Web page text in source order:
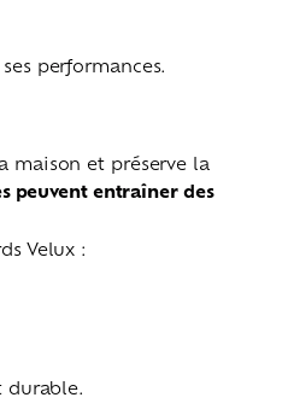
performances.
maison et préserve la
peuvent entraîner des
Velux :
durable.